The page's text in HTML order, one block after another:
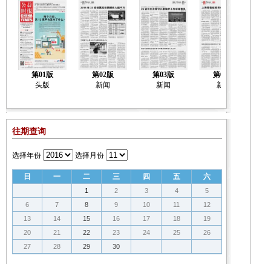
第01版
头版
第02版
新闻
第03版
新闻
第04版
新闻
往期查询
选择年份 选择月份
日 一 二 三 四 五 六
1 2 3 4
5
6
7 8 9 10 11
12
13
14 15 16 17 18
19
20
21 22 23 24 25
26
27
28 29 30